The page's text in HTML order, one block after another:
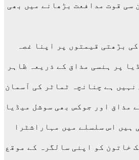
سی قوت مدافعت بڑھانے میں بھی
بڑھتی قیمتوں پر اپنا غصہ
پر ہنسی مذاق کے ذریعہ ظاہر
نہیں ہے چنانچہ ٹماٹر کی آسمان
مذاق اور جوکس بھی سوشل میڈیا
ہیں اس سلسلے میں مہاراشٹرا
خاتون کو اپنی سالگرہ کے موقع